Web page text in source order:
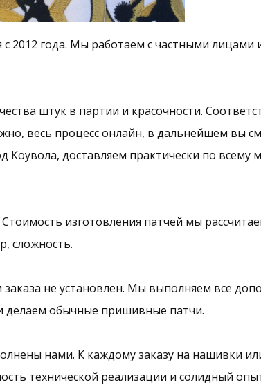
2012 года. Мы работаем с частными
штук в партии и красочности.
весь процесс онлайн, в дальнейшем вы
доставляем практически по всему
изготовления патчей мы
сложность.
не установлен. Мы выполняем все
делаем обычные пришивные патчи.
нами. К каждому заказу на нашивки
технической реализации и солидный